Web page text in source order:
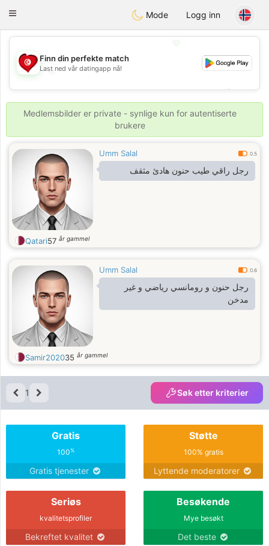
Tunisia Dating
Toggle
Mode Logg inn
💖
💕
💕
Finn din perfekte match
Last ned vår datingapp nå!
Medlemsbilder er private - synlige kun for autentiserte
brukere
Umm Salal 0.5
رجل راقي طيب حنون هادئ مثقف
Qatari57 år gammel
Umm Salal 0.6
رجل حنون و رومانسي رياضي و غير
مدخن
Samir202035 år gammel
1 Søk etter kriterier
Gratis
100%
Gratis tjenester
Støtte
100% gratis
Lyttende moderatorer
Seriøs
kvalitetsprofiler
Bekreftet kvalitet
Besøkende
Mye besøkt
Det beste